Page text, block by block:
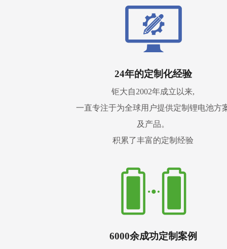
24年的定制化经验
钜大自2002年成立以来,
一直专注于为全球用户提供定制锂电池方
及产品。
积累了丰富的定制经验
6000余成功定制案例